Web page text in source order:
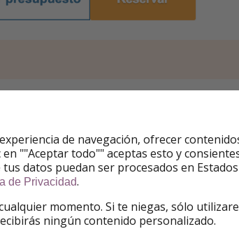
introduce tu aeropuerto y pincha en
de salida y los precios orientativos.
sigue los pasos para finalizar la reserva.
de navegación, ofrecer
""Aceptar todo"" aceptas esto y
datos puedan ser procesados en Estados
de Privacidad.
momento. Si te niegas, sólo
ningún contenido personalizado.